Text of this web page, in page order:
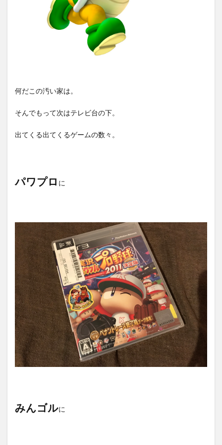
何だこの汚い家は。
そんでもって次はテレビ台の下。
出てくる出てくるゲームの数々。
パワプロ に
みんゴルに